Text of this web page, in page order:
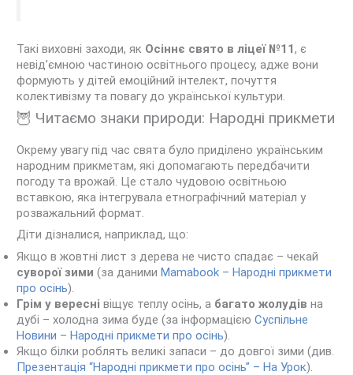
Такі виховні заходи, як Осіннє свято в ліцеї №11, є
невід’ємною частиною освітнього процесу, адже вони
формують у дітей емоційний інтелект, почуття
колективізму та повагу до української культури.
🦉 Читаємо знаки природи: Народні прикмети
Окрему увагу під час свята було приділено українським
народним прикметам, які допомагають передбачити
погоду та врожай. Це стало чудовою освітньою
вставкою, яка інтегрувала етнографічний матеріал у
розважальний формат.
Діти дізналися, наприклад, що:
Якщо в жовтні лист з дерева не чисто спадає – чекай
суворої зими (за данимиMamabook – Народні прикмети
про осінь).
Грім у вересні віщує теплу осінь, а багато жолудів на
дубі – холодна зима буде (за інформацієюСуспільне
Новини – Народні прикмети про осінь).
Якщо білки роблять великі запаси – до довгої зими (див.
Презентація “Народні прикмети про осінь” – На Урок).